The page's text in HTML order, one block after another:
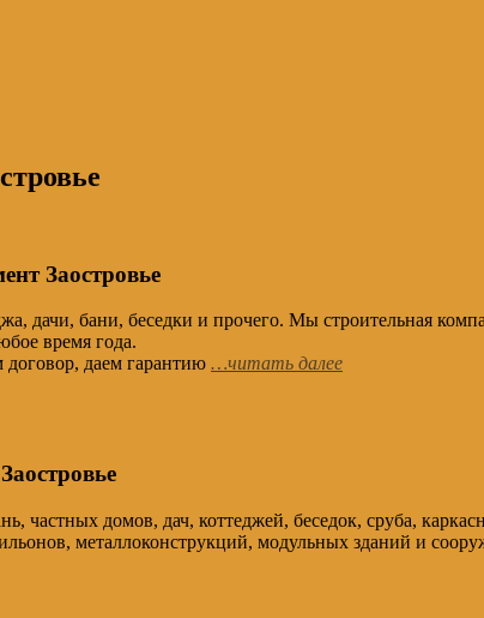
Заостровье
дачи, бани, беседки и прочего. Мы
время года.
даем гарантию …читать далее
частных домов, дач, коттеджей, беседок, сруба,
металлоконструкций, модульных зданий и